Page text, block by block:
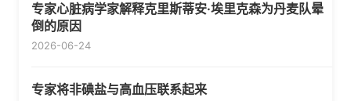
专家心脏病学家解释克里斯蒂安·埃里克森为丹麦队晕
倒的原因
2026-06-24
专家将非碘盐与高血压联系起来